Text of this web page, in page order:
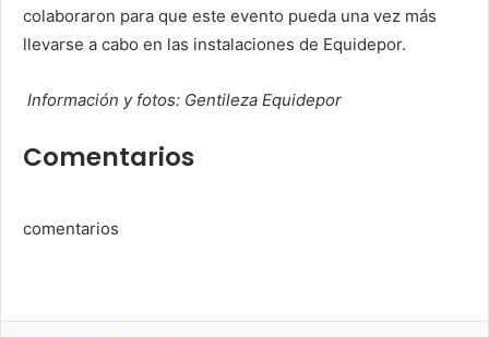
colaboraron para que este evento pueda una vez más
llevarse a cabo en las instalaciones de Equidepor.
Información y fotos: Gentileza Equidepor
Comentarios
comentarios